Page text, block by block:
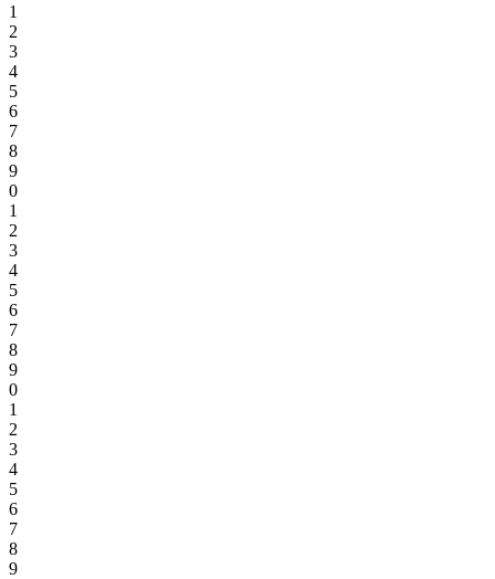
1
2
3
4
5
6
7
8
9
0
1
2
3
4
5
6
7
8
9
0
1
2
3
4
5
6
7
8
9